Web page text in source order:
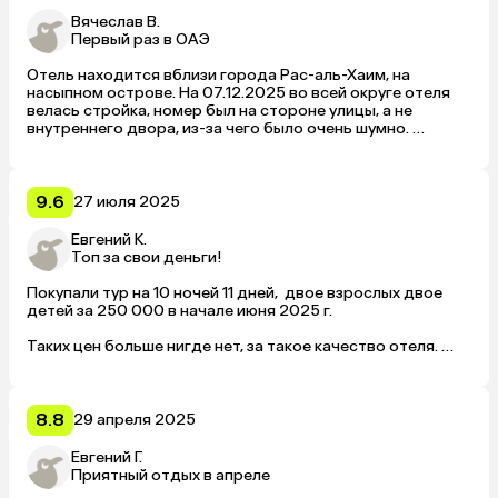
большинстве.
Вячеслав В.
Первый раз в ОАЭ
Отель находится вблизи города Рас-аль-Хаим, на
насыпном острове. На 07.12.2025 во всей округе отеля
велась стройка, номер был на стороне улицы, а не
внутреннего двора, из-за чего было очень шумно.
столкнуться с очередями и нехваткой столов, за 7 дней
был один такой случай. Экскурсии можно спокойно
9.6 27 июля 2025
Eвгений К.
Топ за свои деньги!
Покупали тур на 10 ночей 11 дней,  двое взрослых двое
детей за 250 000 в начале июня 2025 г.
Таких цен больше нигде нет, за такое качество отеля.
• Качественная еда, включённый в стоимость алкоголь,
ежедневная уборка номеров, детская комната, тень от
отеля позволяет даже в июне достаточно комфортно
находиться вечером на улице.
Русскоязычный персонал, различные спортивные
8.8 29 апреля 2025
Евгений Г.
Приятный отдых в апреле